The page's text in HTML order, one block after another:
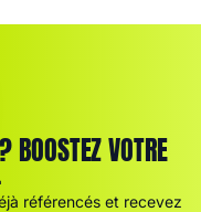
BOOSTEZ VOTRE
référencés et recevez